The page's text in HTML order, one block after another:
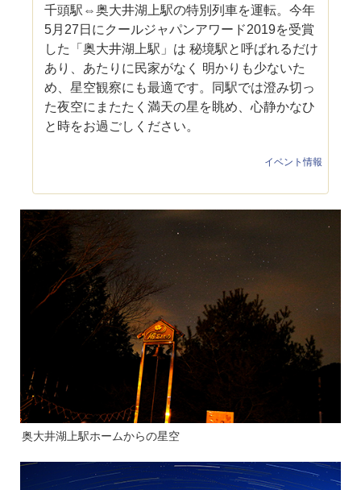
千頭駅⇔奥大井湖上駅の特別列車を運転。今年
5月27日にクールジャパンアワード2019を受賞
した「奥大井湖上駅」は 秘境駅と呼ばれるだけ
あり、あたりに民家がなく 明かりも少ないた
め、星空観察にも最適です。同駅では澄み切っ
た夜空にまたたく満天の星を眺め、心静かなひ
と時をお過ごしください。
イベント情報
奥大井湖上駅ホームからの星空